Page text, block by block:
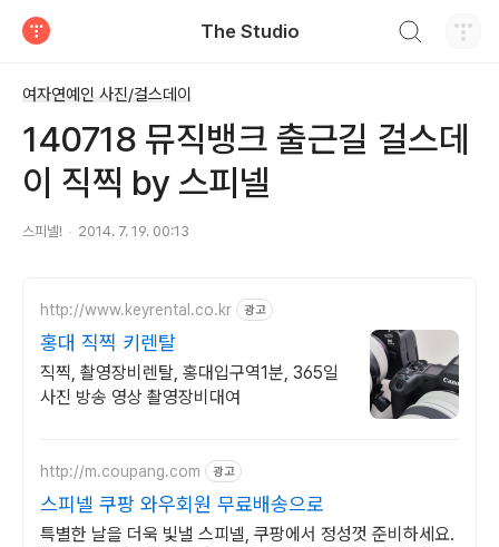
The Studio
여자연예인 사진/걸스데이
140718 뮤직뱅크 출근길 걸스데
이 직찍 by 스피넬
스피넬! 2014. 7. 19. 00:13
http://www.keyrental.co.kr 광고
홍대 직찍 키렌탈
직찍, 촬영장비렌탈, 홍대입구역1분, 365일
사진 방송 영상 촬영장비대여
http://m.coupang.com 광고
스피넬 쿠팡 와우회원 무료배송으로
특별한 날을 더욱 빛낼 스피넬, 쿠팡에서 정성껏 준비하세요.